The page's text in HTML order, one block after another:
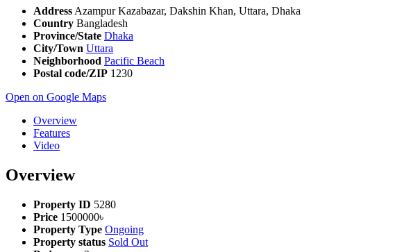
Address Azampur Kazabazar, Dakshin Khan, Uttara, Dhaka
Country Bangladesh
Province/State Dhaka
City/Town Uttara
Neighborhood Pacific Beach
Postal code/ZIP 1230
Open on Google Maps
Overview
Features
Video
Overview
Property ID 5280
Price 1500000৳
Property Type Ongoing
Property status Sold Out